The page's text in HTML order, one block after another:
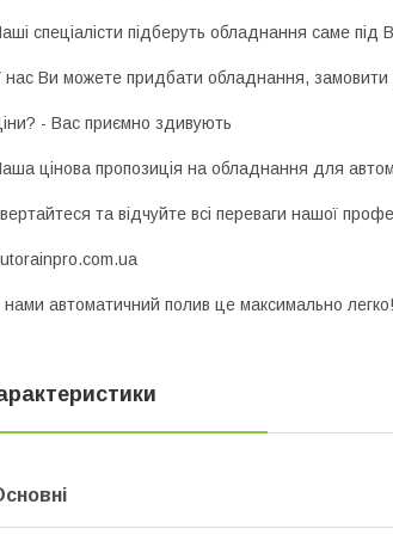
спеціалісти підберуть обладнання саме під
наc Ви можете придбати обладнання, замовити
- Вас приємно здивують
цінова пропозиція на обладнання для
та відчуйте всі переваги нашої
нами автоматичний полив це максимально легко!